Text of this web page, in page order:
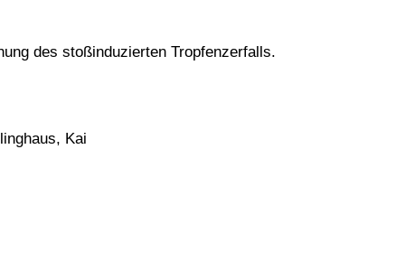
des stoßinduzierten Tropfenzerfalls.
Kai